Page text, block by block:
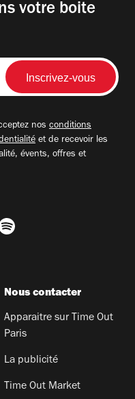
votre boite
nos conditions
et de recevoir les
évents, offres et
Nous contacter
Apparaitre sur Time Out
Paris
La publicité
Time Out Market